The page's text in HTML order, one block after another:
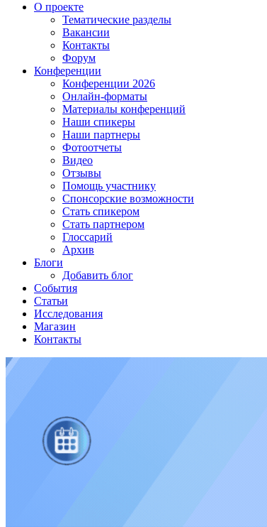
О проекте
Тематические разделы
Вакансии
Контакты
Форум
Конференции
Конференции 2026
Онлайн-форматы
Материалы конференций
Наши спикеры
Наши партнеры
Фотоотчеты
Видео
Отзывы
Помощь участнику
Спонсорские возможности
Стать спикером
Стать партнером
Глоссарий
Архив
Блоги
Добавить блог
События
Статьи
Исследования
Магазин
Контакты